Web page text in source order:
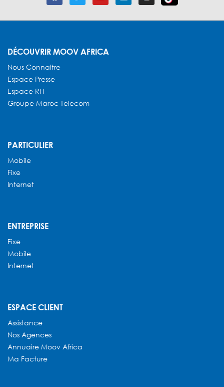
DÉCOUVRIR MOOV AFRICA
Nous Connaitre
Espace Presse
Espace RH
Groupe Maroc Telecom
PARTICULIER
Mobile
Fixe
Internet
ENTREPRISE
Fixe
Mobile
Internet
ESPACE CLIENT
Assistance
Nos Agences
Annuaire Moov Africa
Ma Facture